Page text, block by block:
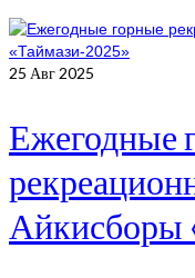
25 Авг 2025
Ежегодные
Айкисборы